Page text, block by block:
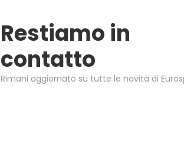
Restiamo in
contatto
Rimani aggiornato su tutte le novità di